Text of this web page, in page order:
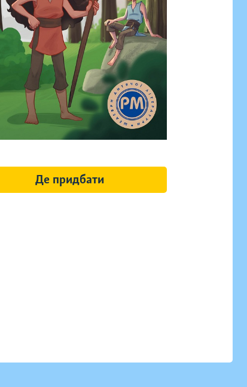
Де придбати